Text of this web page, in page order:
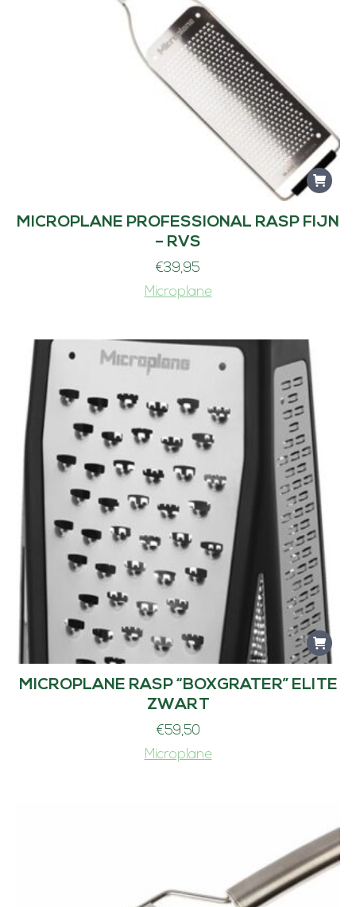
MICROPLANE PROFESSIONAL RASP FIJN
– RVS
€39,95
Microplane
MICROPLANE RASP “BOXGRATER” ELITE
ZWART
€59,50
Microplane